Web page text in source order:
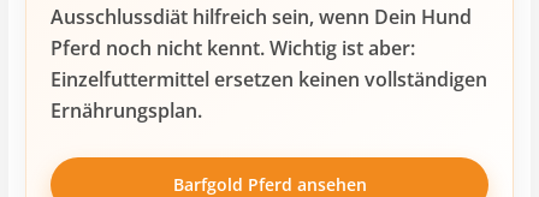
Ausschlussdiät hilfreich sein, wenn Dein Hund
Pferd noch nicht kennt. Wichtig ist aber:
Einzelfuttermittel ersetzen keinen vollständigen
Ernährungsplan.
Barfgold Pferd ansehen